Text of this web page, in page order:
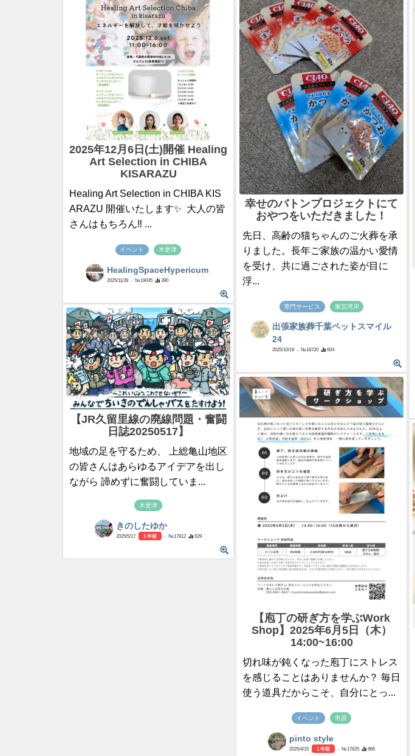
2025年12月6日(土)開催 Healing
Art Selection in CHIBA
KISARAZU
⁡Healing Art Selection in CHIBA KIS
ARAZU⁡ ⁡開催いたします✨⁡ ⁡⁡ 大人の皆
さんはもちろん‼️⁡ ...
イベント 木更津
HealingSpaceHypericum
2025/11/28 - №19045 390
幸せのバトンプロジェクトにて
おやつをいただきました！
先日、高齢の猫ちゃんのご火葬を承
りました。長年ご家族の温かい愛情
を受け、共に過ごされた姿が目に
浮...
専門サービス 東京湾岸
出張家族葬千葉ペットスマイル
24
2025/10/19 - №18720 604
【JR久留里線の廃線問題・奮闘
日誌20250517】
地域の足を守るため、 上総亀山地区
の皆さんはあらゆるアイデアを出し
ながら 諦めずに奮闘していま...
木更津
きのしたゆか
2025/5/17 1 年前 - №17812 629
【庖丁の研ぎ方を学ぶWork
Shop】2025年6月5日（木）
14:00~16:00
切れ味が鈍くなった庖丁にストレス
を感じることはありませんか？ 毎日
使う道具だからこそ、自分にとっ...
イベント 市原
pinto style
2025/4/15 1 年前 - №17625 966